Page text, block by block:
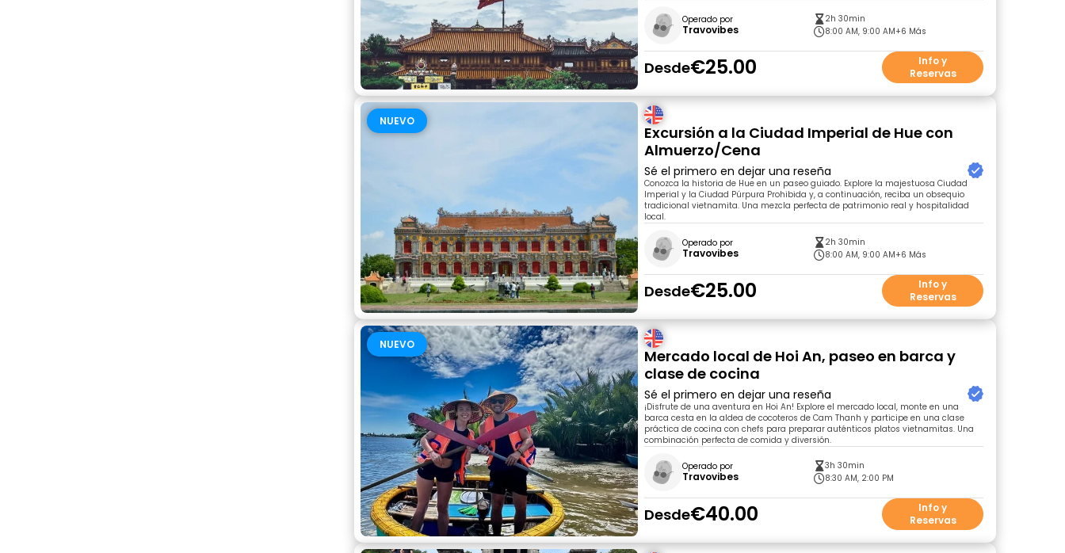
Operado por
Travovibes
2h 30min
8:00 AM, 9:00 AM+6 Más
Desde€25.00
Info y
Reservas
NUEVO
Excursión a la Ciudad Imperial de Hue con
Almuerzo/Cena
Sé el primero en dejar una reseña
Conozca la historia de Hue en un paseo guiado. Explore la majestuosa Ciudad
Imperial y la Ciudad Púrpura Prohibida y, a continuación, reciba un obsequio
tradicional vietnamita. Una mezcla perfecta de patrimonio real y hospitalidad
local.
Operado por
Travovibes
2h 30min
8:00 AM, 9:00 AM+6 Más
Desde€25.00
Info y
Reservas
NUEVO
Mercado local de Hoi An, paseo en barca y
clase de cocina
Sé el primero en dejar una reseña
¡Disfrute de una aventura en Hoi An! Explore el mercado local, monte en una
barca cesta en la aldea de cocoteros de Cam Thanh y participe en una clase
práctica de cocina con chefs para preparar auténticos platos vietnamitas. Una
combinación perfecta de comida y diversión.
Operado por
Travovibes
3h 30min
8:30 AM, 2:00 PM
Desde€40.00
Info y
Reservas